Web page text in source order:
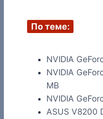
По теме:
NVIDIA
NVIDIA
MB
NVIDIA
ASUS V8200